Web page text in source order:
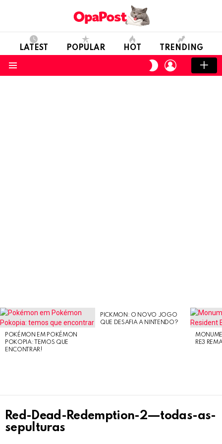
LATEST POPULAR HOT TRENDING
SWITCH
SKIN
LOGIN
LATEST
STORIES
POKÉMON EM POKÉMON
POKOPIA: TEMOS QUE
ENCONTRAR!
PICKMON: O NOVO JOGO
QUE DESAFIA A NINTENDO?
RE3
Red-Dead-Redemption-2—todas-as-
sepulturas